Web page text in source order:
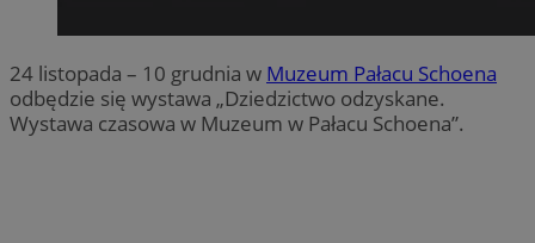
24 listopada – 10 grudnia w Muzeum Pałacu Schoena
odbędzie się wystawa „Dziedzictwo odzyskane.
Wystawa czasowa w Muzeum w Pałacu Schoena”.